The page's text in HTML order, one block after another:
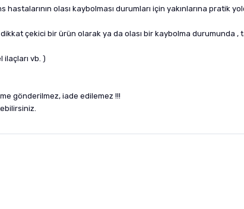
olası kaybolması durumları için yakınlarına pratik
çekici bir ürün olarak ya da olası bir kaybolma durumunda ,
vb. )
gönderilmez, iade edilemez !!!